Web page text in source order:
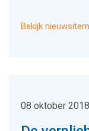
Bekijk nieuwsitem
08 oktober 2018